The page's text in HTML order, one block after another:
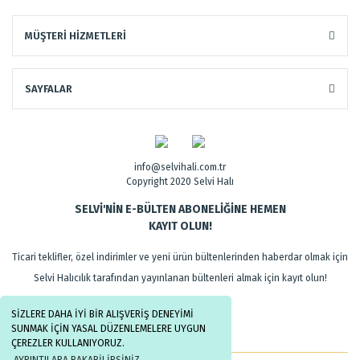
SİZLERE DAHA İYİ BİR ALIŞVERİŞ DENEYİMİ
SUNMAK İÇİN YASAL DÜZENLEMELERE UYGUN
ÇEREZLER KULLANIYORUZ.
MÜŞTERİ HİZMETLERİ
SAYFALAR
info@selvihali.com.tr
Copyright 2020 Selvi Halı
SELVİ'NİN E-BÜLTEN ABONELİĞİNE HEMEN
KAYIT OLUN!
Ticari teklifler, özel indirimler ve yeni ürün bültenlerinden haberdar olmak için
Selvi Halıcılık tarafından yayınlanan bültenleri almak için kayıt olun!